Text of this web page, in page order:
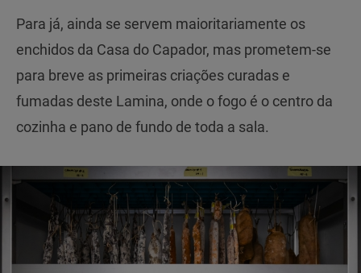
Para já, ainda se servem maioritariamente os
enchidos da Casa do Capador, mas prometem-se
para breve as primeiras criações curadas e
fumadas deste Lamina, onde o fogo é o centro da
cozinha e pano de fundo de toda a sala.